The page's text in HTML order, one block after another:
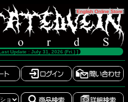
[English Online Store]
Update : July 31, 2026 (Fri.) ]